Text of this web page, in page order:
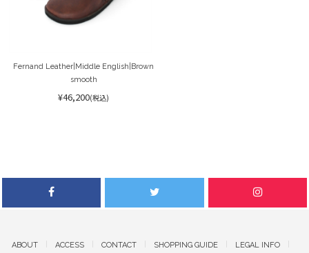
Fernand Leather|Middle English|Brown
smooth
¥46,200(税込)
ABOUT ACCESS CONTACT SHOPPING GUIDE LEGAL INFO